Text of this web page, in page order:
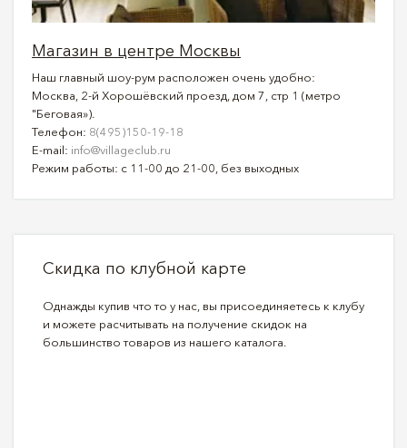
Магазин в центре Москвы
Наш главный шоу-рум расположен очень удобно:
Москва, 2-й Хорошёвский проезд, дом 7, стр 1 (метро
"Беговая»).
Телефон: 8(495)150-19-18
E-mail: info@villageclub.ru
Режим работы: с 11-00 до 21-00, без выходных
Скидка по клубной карте
Однажды купив что то у нас, вы присоединяетесь к клубу
и можете расчитывать на получение скидок на
большинство товаров из нашего каталога.